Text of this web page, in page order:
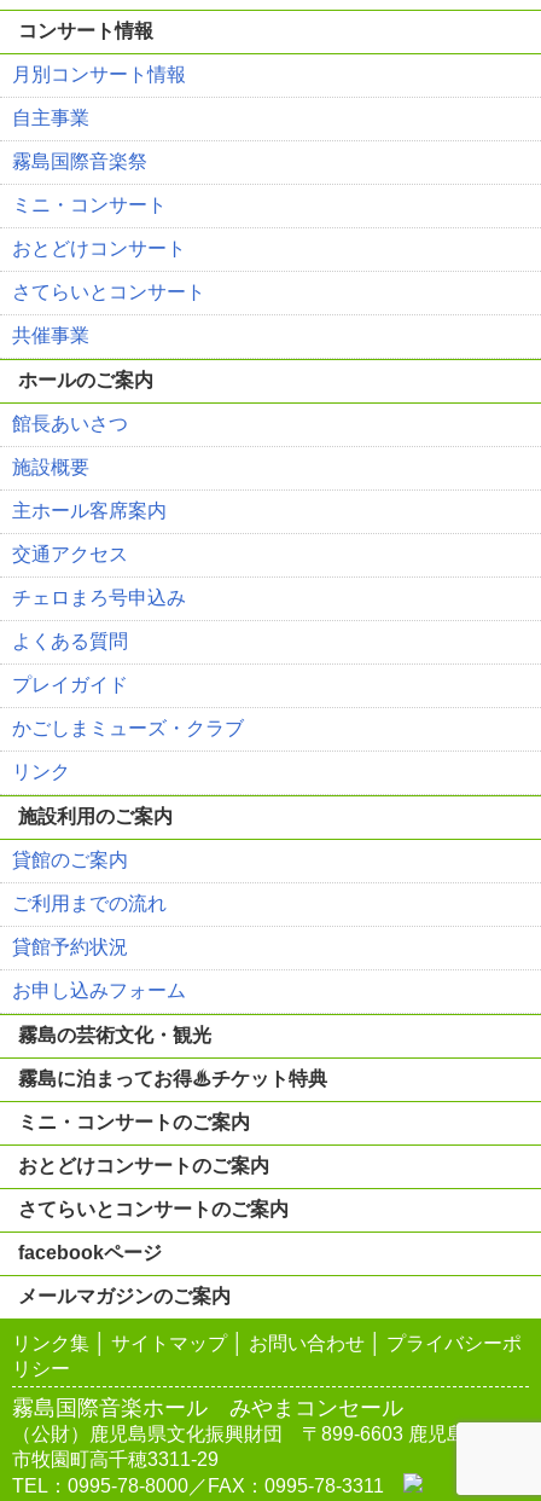
コンサート情報
月別コンサート情報
自主事業
霧島国際音楽祭
ミニ・コンサート
おとどけコンサート
さてらいとコンサート
共催事業
ホールのご案内
館長あいさつ
施設概要
主ホール客席案内
交通アクセス
チェロまろ号申込み
よくある質問
プレイガイド
かごしまミューズ・クラブ
リンク
施設利用のご案内
貸館のご案内
ご利用までの流れ
貸館予約状況
お申し込みフォーム
霧島の芸術文化・観光
霧島に泊まってお得♨チケット特典
ミニ・コンサートのご案内
おとどけコンサートのご案内
さてらいとコンサートのご案内
facebookページ
メールマガジンのご案内
リンク集 サイトマップ│ お問い合わせ
プライバシーポ
リシー
霧島国際音楽ホール みやまコンセール
（公財）鹿児島県文化振興財団 〒899-6603 鹿児島県霧島
市牧園町高千穂3311-29
TEL：0995-78-8000／FAX：0995-78-3311